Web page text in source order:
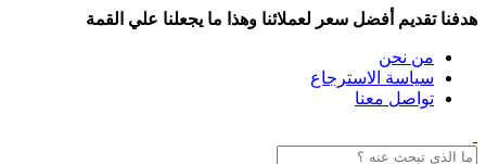
هدفنا تقديم أفضل سعر لعملائنا وهذا ما يجعلنا علي القمة
من نحن
سياسة الاسترجاع
تواصل معنا